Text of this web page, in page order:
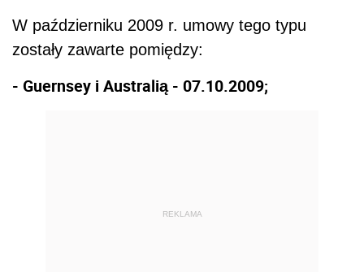
W październiku 2009 r. umowy tego typu
zostały zawarte pomiędzy:
- Guernsey i Australią - 07.10.2009;
REKLAMA